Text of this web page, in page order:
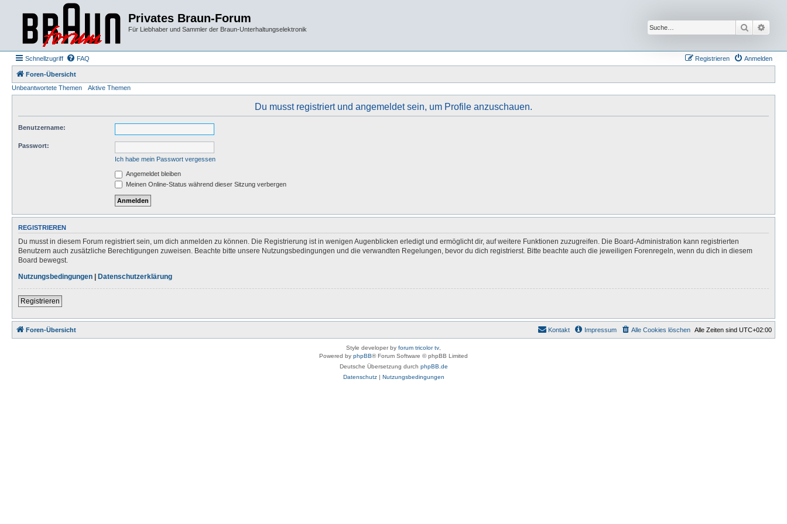
Privates Braun-Forum
Für Liebhaber und Sammler der Braun-Unterhaltungselektronik Suche
Schnellzugriff FAQ Anmelden
Registrieren
Foren-Übersicht
Unbeantwortete Themen
Aktive Themen
Du musst registriert und angemeldet sein, um Profile anzuschauen.
Benutzername:
Passwort:
Ich habe mein Passwort vergessen
Angemeldet bleiben
Meinen Online-Status während dieser Sitzung verbergen
REGISTRIEREN
Du musst in diesem Forum registriert sein, um dich anmelden zu können. Die Registrierung ist in wenigen Augenblicken erledigt und ermöglicht dir, auf weitere Funktionen zuzugreifen. Die Board-Administration kann registrierten
Benutzern auch zusätzliche Berechtigungen zuweisen. Beachte bitte unsere Nutzungsbedingungen und die verwandten Regelungen, bevor du dich registrierst. Bitte beachte auch die jeweiligen Forenregeln, wenn du dich in diesem
Board bewegst.
Nutzungsbedingungen | Datenschutzerklärung
Registrieren
Foren-Übersicht Alle Zeiten sind UTC+02:00
Alle Cookies löschen
Impressum
Kontakt
Style developer by forum tricolor tv
Powered by phpBB® Forum Software © phpBB Limited
Deutsche Übersetzung durch phpBB.de
Datenschutz| Nutzungsbedingungen